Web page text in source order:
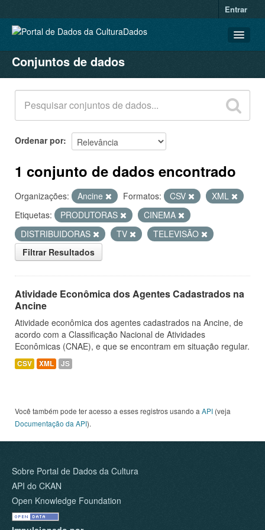
Entrar
CONJUNTOS DE DADOS
ORGANIZAÇÕES
GRUPOS
SOBRE
Conjuntos de dados
Ordenar por
1 conjunto de dados encontrado
Organizações: Ancine Formatos: CSV
XML
Etiquetas:
PRODUTORAS
CINEMA
DISTRIBUIDORAS
TV
TELEVISÃO
Filtrar Resultados
Atividade Econômica dos Agentes Cadastrados na
Ancine
Atividade econômica dos agentes cadastrados na Ancine, de
acordo com a Classificação Nacional de Atividades
Econômicas (CNAE), e que se encontram em situação regular.
CSV XML JS
Você também pode ter acesso a esses registros usando a API (veja
Documentação da API).
Sobre Portal de Dados da Cultura
API do CKAN
Open Knowledge Foundation